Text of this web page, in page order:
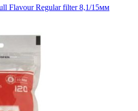
Flavour Regular filter 8,1/15мм